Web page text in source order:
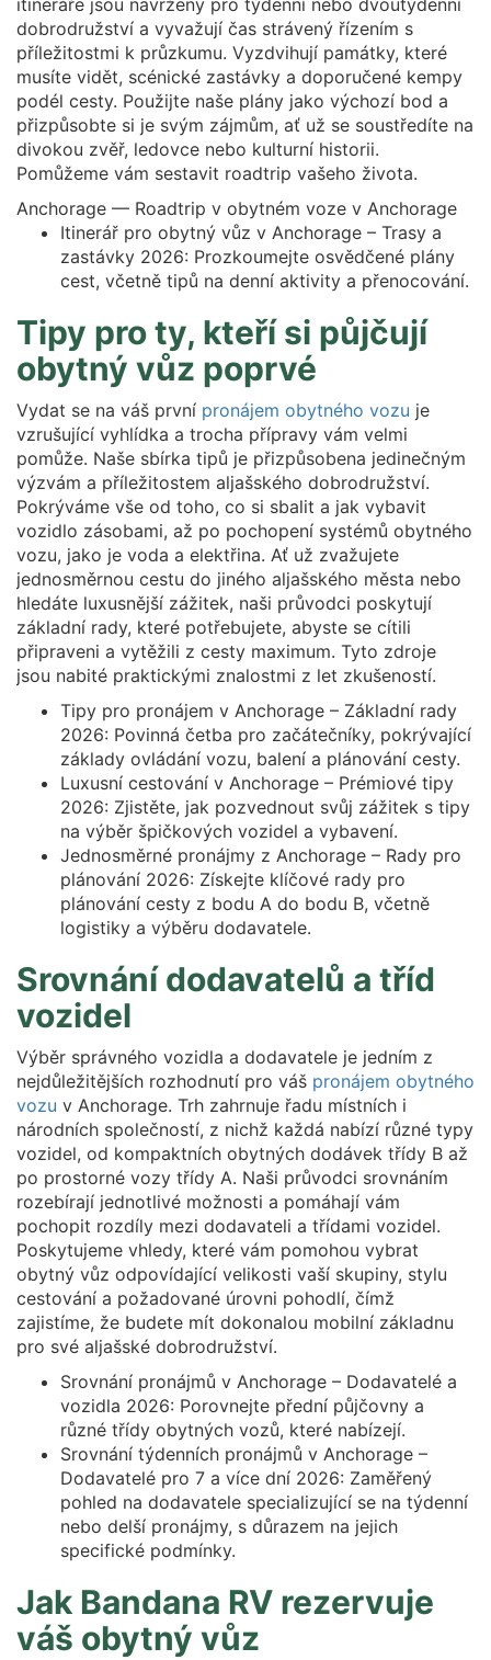
itineráře jsou navrženy pro týdenní nebo dvoutýdenní
dobrodružství a vyvažují čas strávený řízením s
příležitostmi k průzkumu. Vyzdvihují památky, které
musíte vidět, scénické zastávky a doporučené kempy
podél cesty. Použijte naše plány jako výchozí bod a
přizpůsobte si je svým zájmům, ať už se soustředíte na
divokou zvěř, ledovce nebo kulturní historii.
Pomůžeme vám sestavit roadtrip vašeho života.
Anchorage — Roadtrip v obytném voze v Anchorage
Itinerář pro obytný vůz v Anchorage – Trasy a
zastávky 2026: Prozkoumejte osvědčené plány
cest, včetně tipů na denní aktivity a přenocování.
Tipy pro ty, kteří si půjčují
obytný vůz poprvé
Vydat se na váš první pronájem obytného vozu je
vzrušující vyhlídka a trocha přípravy vám velmi
pomůže. Naše sbírka tipů je přizpůsobena jedinečným
výzvám a příležitostem aljašského dobrodružství.
Pokrýváme vše od toho, co si sbalit a jak vybavit
vozidlo zásobami, až po pochopení systémů obytného
vozu, jako je voda a elektřina. Ať už zvažujete
jednosměrnou cestu do jiného aljašského města nebo
hledáte luxusnější zážitek, naši průvodci poskytují
základní rady, které potřebujete, abyste se cítili
připraveni a vytěžili z cesty maximum. Tyto zdroje
jsou nabité praktickými znalostmi z let zkušeností.
Tipy pro pronájem v Anchorage – Základní rady
2026: Povinná četba pro začátečníky, pokrývající
základy ovládání vozu, balení a plánování cesty.
Luxusní cestování v Anchorage – Prémiové tipy
2026: Zjistěte, jak pozvednout svůj zážitek s tipy
na výběr špičkových vozidel a vybavení.
Jednosměrné pronájmy z Anchorage – Rady pro
plánování 2026: Získejte klíčové rady pro
plánování cesty z bodu A do bodu B, včetně
logistiky a výběru dodavatele.
Srovnání dodavatelů a tříd
vozidel
Výběr správného vozidla a dodavatele je jedním z
nejdůležitějších rozhodnutí pro váš pronájem obytného
vozu v Anchorage. Trh zahrnuje řadu místních i
národních společností, z nichž každá nabízí různé typy
vozidel, od kompaktních obytných dodávek třídy B až
po prostorné vozy třídy A. Naši průvodci srovnáním
rozebírají jednotlivé možnosti a pomáhají vám
pochopit rozdíly mezi dodavateli a třídami vozidel.
Poskytujeme vhledy, které vám pomohou vybrat
obytný vůz odpovídající velikosti vaší skupiny, stylu
cestování a požadované úrovni pohodlí, čímž
zajistíme, že budete mít dokonalou mobilní základnu
pro své aljašské dobrodružství.
Srovnání pronájmů v Anchorage – Dodavatelé a
vozidla 2026: Porovnejte přední půjčovny a
různé třídy obytných vozů, které nabízejí.
Srovnání týdenních pronájmů v Anchorage –
Dodavatelé pro 7 a více dní 2026: Zaměřený
pohled na dodavatele specializující se na týdenní
nebo delší pronájmy, s důrazem na jejich
specifické podmínky.
Jak Bandana RV rezervuje
váš obytný vůz